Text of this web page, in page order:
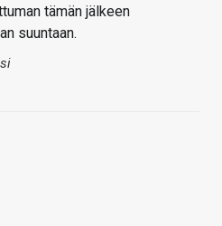
tämän jälkeen
suuntaan.